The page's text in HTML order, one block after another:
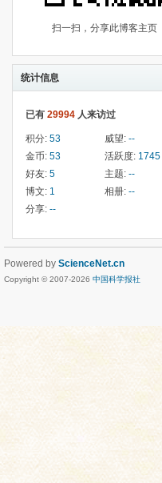
扫一扫，分享此博客主页
统计信息
已有 29994 人来访过
积分: 53 威望: --
金币: 53 活跃度: 1745
好友: 5 主题: --
博文: 1 相册: --
分享: --
Powered by ScienceNet.cn
Copyright © 2007-2026 中国科学报社